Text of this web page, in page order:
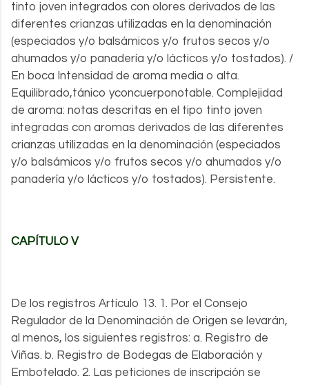
tinto joven integrados con olores derivados de las
diferentes crianzas utilizadas en la denominación
(especiados y/o balsámicos y/o frutos secos y/o
ahumados y/o panadería y/o lácticos y/o tostados). /
En boca Intensidad de aroma media o alta.
Equilibrado,tánico yconcuerponotable. Complejidad
de aroma: notas descritas en el tipo tinto joven
integradas con aromas derivados de las diferentes
crianzas utilizadas en la denominación (especiados
y/o balsámicos y/o frutos secos y/o ahumados y/o
panadería y/o lácticos y/o tostados). Persistente.
CAPÍTULO V
De los registros Artículo 13. 1. Por el Consejo
Regulador de la Denominación de Origen se levarán,
al menos, los siguientes registros: a. Registro de
Viñas. b. Registro de Bodegas de Elaboración y
Embotelado. 2. Las peticiones de inscripción se